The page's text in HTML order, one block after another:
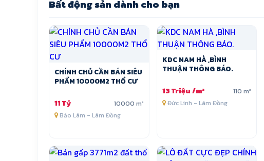
Bất động sản dành cho bạn
CHÍNH CHỦ CẦN BÁN SIÊU
PHẨM 10000M2 THỔ CƯ
11 Tỷ 10000 m²
Bảo Lâm - Lâm Đồng
KDC NAM HÀ ,BÌNH
THUẬN THÔNG BÁO.
13 Triệu /m² 110 m²
Đức Linh - Lâm Đồng